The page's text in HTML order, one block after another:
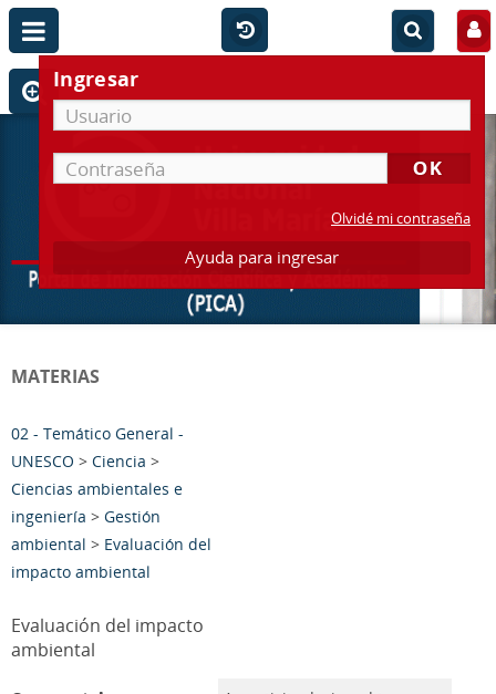
Ingresar
Olvidé mi contraseña
Ayuda para ingresar
MATERIAS
02 - Temático General -
UNESCO > Ciencia >
Ciencias ambientales e
ingeniería > Gestión
ambiental > Evaluación del
impacto ambiental
Evaluación del impacto
ambiental